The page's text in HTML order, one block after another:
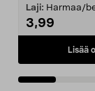
Laji: Harmaa/
3,99
Lisää